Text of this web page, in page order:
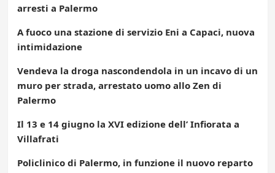
arresti a Palermo
A fuoco una stazione di servizio Eni a Capaci, nuova
intimidazione
Vendeva la droga nascondendola in un incavo di un
muro per strada, arrestato uomo allo Zen di
Palermo
Il 13 e 14 giugno la XVI edizione dell’ Infiorata a
Villafrati
Policlinico di Palermo, in funzione il nuovo reparto